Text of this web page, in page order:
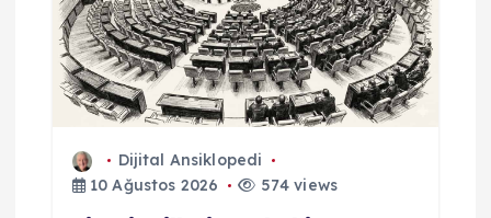
Dijital Ansiklopedi
10 Ağustos 2026
574 views